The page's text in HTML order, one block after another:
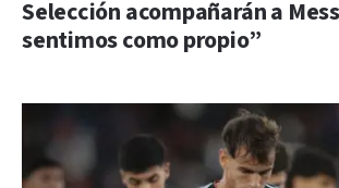
Selección acompañarán a
sentimos como propio”